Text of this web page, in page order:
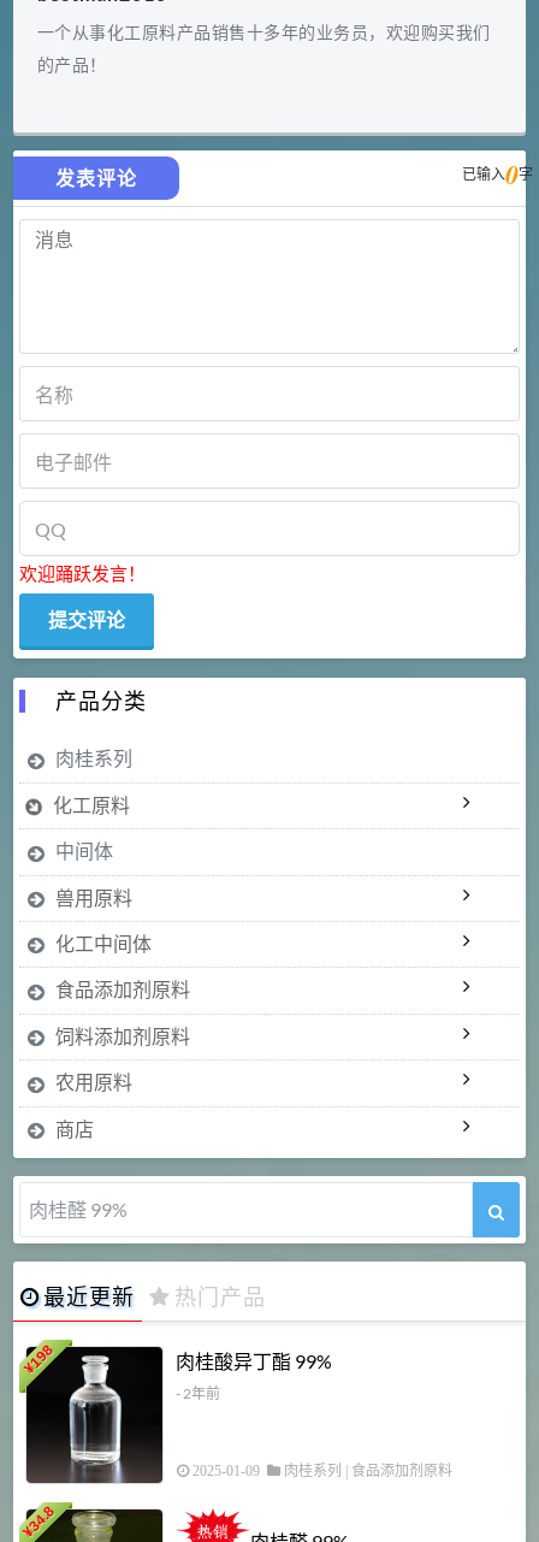
一个从事化工原料产品销售十多年的业务员，欢迎购买我们
的产品！
发表评论 已输入0字
欢迎踊跃发言！
产品分类
肉桂系列
化工原料
中间体
兽用原料
化工中间体
食品添加剂原料
饲料添加剂原料
农用原料
商店
肉桂醛 99%
最近更新 热门产品
¥
198 肉桂酸异丁酯 99%
- 2年前
2025-01-09 肉桂系列 食品添加剂原料
¥
34.8